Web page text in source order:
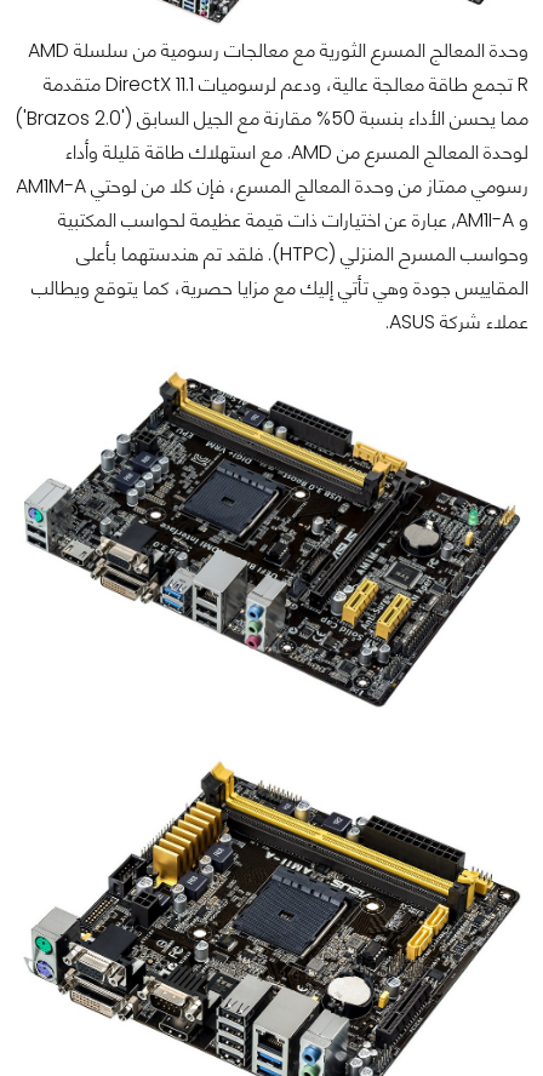
وحدة المعالج المسرع الثورية مع معالجات رسومية من سلسلة AMD
R تجمع طاقة معالجة عالية، ودعم لرسوميات DirectX 11.1 متقدمة
مما يحسن الأداء بنسبة 50% مقارنة مع الجيل السابق ('Brazos 2.0')
لوحدة المعالج المسرع من AMD. مع استهلاك طاقة قليلة وأداء
رسومي ممتاز من وحدة المعالج المسرع، فإن كلا من لوحتي AM1M-A
و AM1I-A, عبارة عن اختيارات ذات قيمة عظيمة لحواسب المكتبية
وحواسب المسرح المنزلي (HTPC). فلقد تم هندستهما بأعلى
المقاييس جودة وهي تأتي إليك مع مزايا حصرية، كما يتوقع ويطالب
عملاء شركة ASUS.